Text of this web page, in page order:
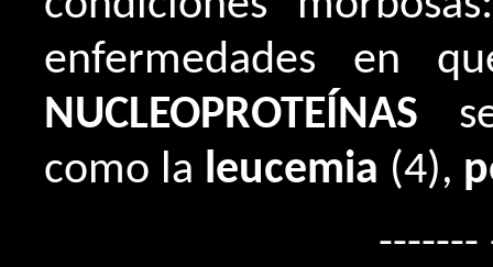
enfermedades en
NUCLEOPROTEÍNAS
como la leucemia (4),
-------